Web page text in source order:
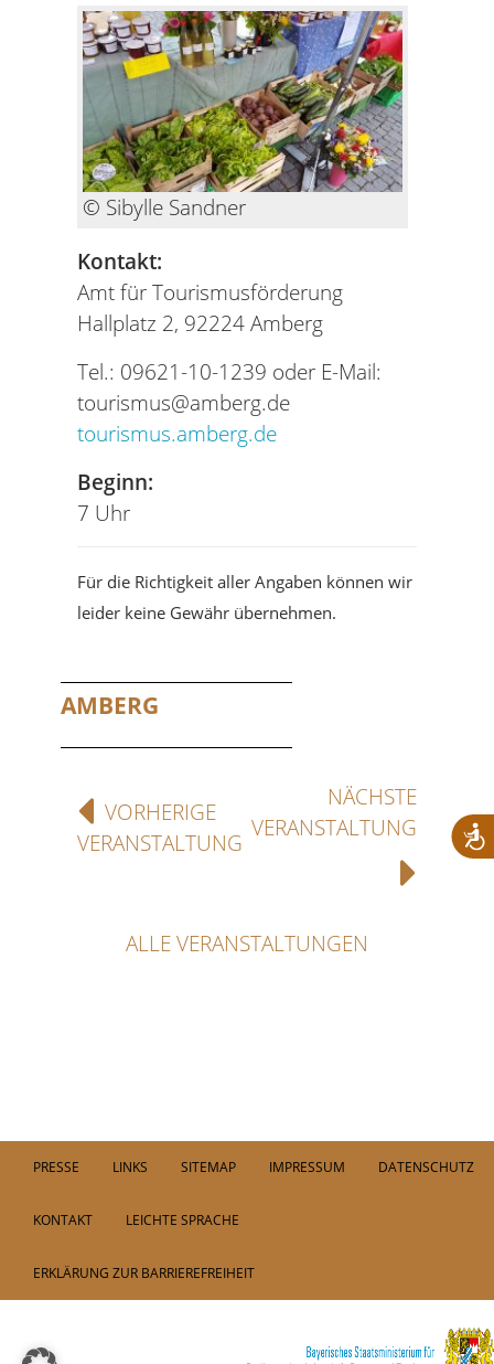
© Sibylle Sandner
Kontakt:
Amt für Tourismusförderung
Hallplatz 2, 92224 Amberg
Tel.: 09621-10-1239 oder E-Mail:
tourismus@amberg.de
tourismus.amberg.de
Beginn:
7 Uhr
Für die Richtigkeit aller Angaben können wir
leider keine Gewähr übernehmen.
AMBERG
VORHERIGE
VERANSTALTUNG
NÄCHSTE
VERANSTALTUNG
ALLE VERANSTALTUNGEN
PRESSE LINKS SITEMAP IMPRESSUM DATENSCHUTZ
KONTAKT LEICHTE SPRACHE
ERKLÄRUNG ZUR BARRIEREFREIHEIT